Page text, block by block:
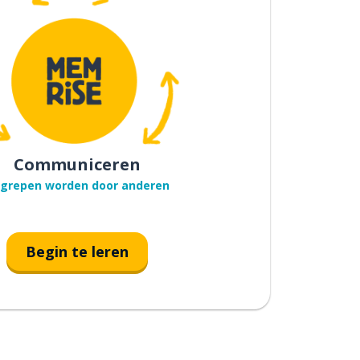
Communiceren
worden door anderen
Begin te leren